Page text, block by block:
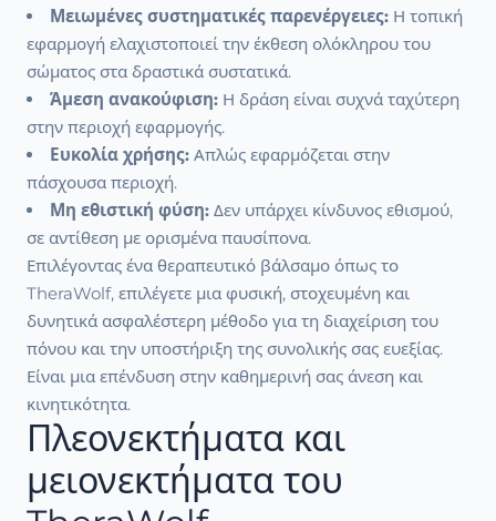
Μειωμένες συστηματικές παρενέργειες: Η τοπική
εφαρμογή ελαχιστοποιεί την έκθεση ολόκληρου του
σώματος στα δραστικά συστατικά.
Άμεση ανακούφιση: Η δράση είναι συχνά ταχύτερη
στην περιοχή εφαρμογής.
Ευκολία χρήσης: Απλώς εφαρμόζεται στην
πάσχουσα περιοχή.
Μη εθιστική φύση: Δεν υπάρχει κίνδυνος εθισμού,
σε αντίθεση με ορισμένα παυσίπονα.
Επιλέγοντας ένα θεραπευτικό βάλσαμο όπως το
TheraWolf, επιλέγετε μια φυσική, στοχευμένη και
δυνητικά ασφαλέστερη μέθοδο για τη διαχείριση του
πόνου και την υποστήριξη της συνολικής σας ευεξίας.
Είναι μια επένδυση στην καθημερινή σας άνεση και
κινητικότητα.
Πλεονεκτήματα και
μειονεκτήματα του